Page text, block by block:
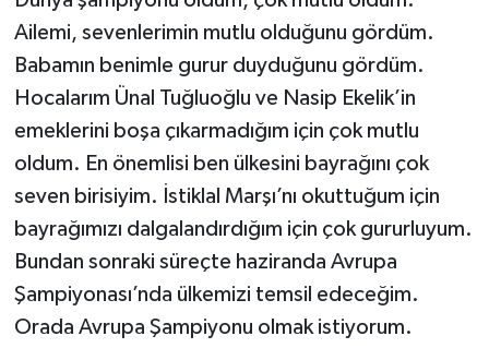
Ailemi, sevenlerimin mutlu olduğunu gördüm.
Babamın benimle gurur duyduğunu gördüm.
Hocalarım Ünal Tuğluoğlu ve Nasip Ekelik’in
emeklerini boşa çıkarmadığım için çok mutlu
oldum. En önemlisi ben ülkesini bayrağını çok
seven birisiyim. İstiklal Marşı’nı okuttuğum için
bayrağımızı dalgalandırdığım için çok gururluyum.
Bundan sonraki süreçte haziranda Avrupa
Şampiyonası’nda ülkemizi temsil edeceğim.
Orada Avrupa Şampiyonu olmak istiyorum.